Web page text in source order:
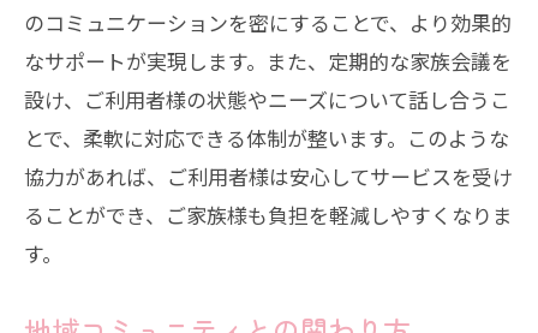
のコミュニケーションを密にすることで、より効果的
なサポートが実現します。また、定期的な家族会議を
設け、ご利用者様の状態やニーズについて話し合うこ
とで、柔軟に対応できる体制が整います。このような
協力があれば、ご利用者様は安心してサービスを受け
ることができ、ご家族様も負担を軽減しやすくなりま
す。